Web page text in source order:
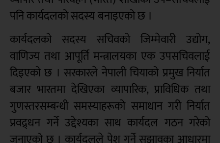
पनि कार्यदलको सदस्य बनाइएको छ ।
कार्यदलको सदस्य सचिवको जिम्मेवारी उद्योग,
वाणिज्य तथा आपूर्ति मन्त्रालयका एक उपसचिवलाई
दिइएको छ । सरकारले नेपाली चियाको प्रमुख निर्यात
बजार भारतमा देखिएका व्यापारिक, प्राविधिक तथा
गुणस्तरसम्बन्धी समस्याहरूको समाधान गरी निर्यात
प्रवद्र्धन गर्ने उद्देश्यका साथ कार्यदल गठन गरेको